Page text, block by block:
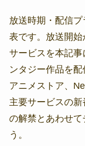
放送時期・配信
表です。放送開
サービスを本記
ンタジー作品を
アニメストア、
主要サービスの
の解禁とあわせ
う。